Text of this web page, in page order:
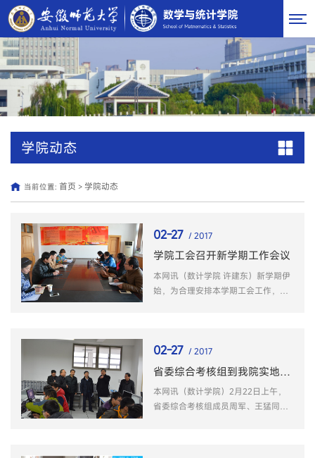
学院动态
当前位置: 首页 > 学院动态
02-27 / 2017
学院工会召开新学期工作会议
本网讯（数计学院 许建东）新学期伊
始，为合理安排本学期工会工作，更
议。
02-27 / 2017
省委综合考核组到我院实地考察调研
本网讯（数计学院）2月22日上午，
省委综合考核组成员周军、王猛同志